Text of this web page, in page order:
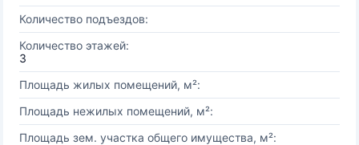
Количество подъездов:
Количество этажей:
3
Площадь жилых помещений, м²:
Площадь нежилых помещений, м²:
Площадь зем. участка общего имущества, м²: